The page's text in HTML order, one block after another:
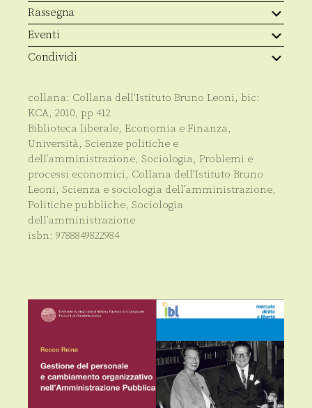
Rassegna
Eventi
Condividi
collana: Collana dell'Istituto Bruno Leoni, bic:
KCA, 2010, pp 412
Biblioteca liberale, Economia e Finanza,
Università, Scienze politiche e
dell’amministrazione, Sociologia, Problemi e
processi economici, Collana dell'Istituto Bruno
Leoni, Scienza e sociologia dell’amministrazione,
Politiche pubbliche, Sociologia
dell’amministrazione
isbn: 9788849822984